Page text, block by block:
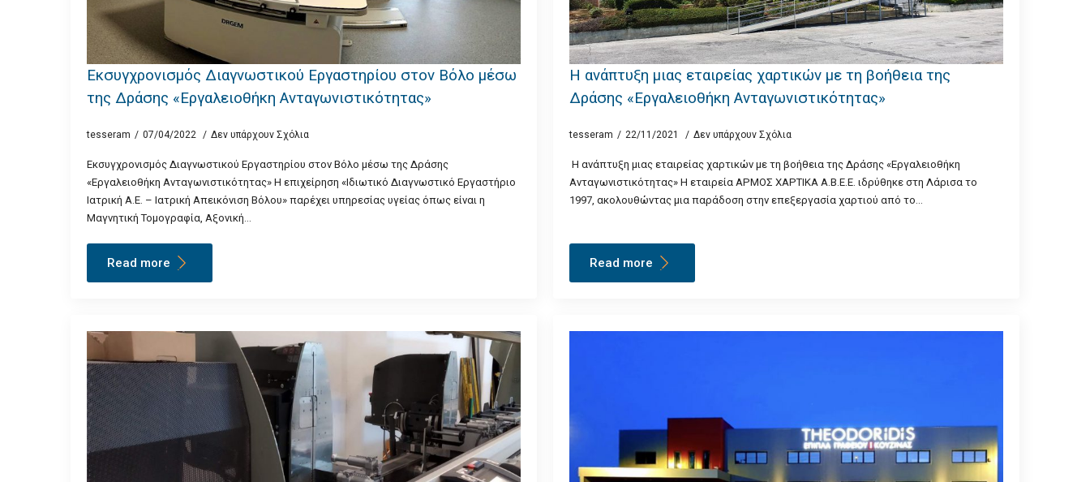
Εκσυγχρονισμός Διαγνωστικού Εργαστηρίου στον Βόλο μέσω
της Δράσης «Εργαλειοθήκη Ανταγωνιστικότητας»
tesseram 07/04/2022 Δεν υπάρχουν Σχόλια
Εκσυγχρονισμός Διαγνωστικού Εργαστηρίου στον Βόλο μέσω της Δράσης
«Εργαλειοθήκη Ανταγωνιστικότητας» Η επιχείρηση «Ιδιωτικό Διαγνωστικό Εργαστήριο
Ιατρική Α.Ε. – Ιατρική Απεικόνιση Βόλου» παρέχει υπηρεσίας υγείας όπως είναι η
Μαγνητική Τομογραφία, Αξονική…
Read more
Η ανάπτυξη μιας εταιρείας χαρτικών με τη βοήθεια της
Δράσης «Εργαλειοθήκη Ανταγωνιστικότητας»
tesseram 22/11/2021 Δεν υπάρχουν Σχόλια
Η ανάπτυξη μιας εταιρείας χαρτικών με τη βοήθεια της Δράσης «Εργαλειοθήκη
Ανταγωνιστικότητας» Η εταιρεία ΑΡΜΟΣ ΧΑΡΤΙΚΑ Α.Β.Ε.Ε. ιδρύθηκε στη Λάρισα το
1997, ακολουθώντας μια παράδοση στην επεξεργασία χαρτιού από το…
Read more